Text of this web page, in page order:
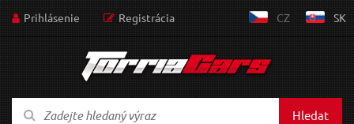
Prihlásenie Registrácia CZ SK
Hledat